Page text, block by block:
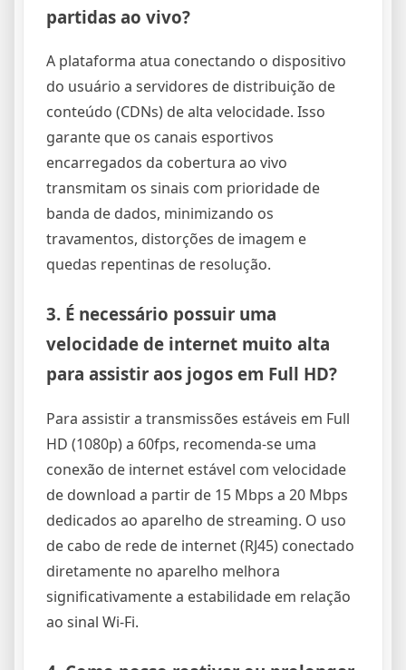
partidas ao vivo?
A plataforma atua conectando o dispositivo
do usuário a servidores de distribuição de
conteúdo (CDNs) de alta velocidade. Isso
garante que os canais esportivos
encarregados da cobertura ao vivo
transmitam os sinais com prioridade de
banda de dados, minimizando os
travamentos, distorções de imagem e
quedas repentinas de resolução.
3. É necessário possuir uma
velocidade de internet muito alta
para assistir aos jogos em Full HD?
Para assistir a transmissões estáveis em Full
HD (1080p) a 60fps, recomenda-se uma
conexão de internet estável com velocidade
de download a partir de 15 Mbps a 20 Mbps
dedicados ao aparelho de streaming. O uso
de cabo de rede de internet (RJ45) conectado
diretamente no aparelho melhora
significativamente a estabilidade em relação
ao sinal Wi-Fi.